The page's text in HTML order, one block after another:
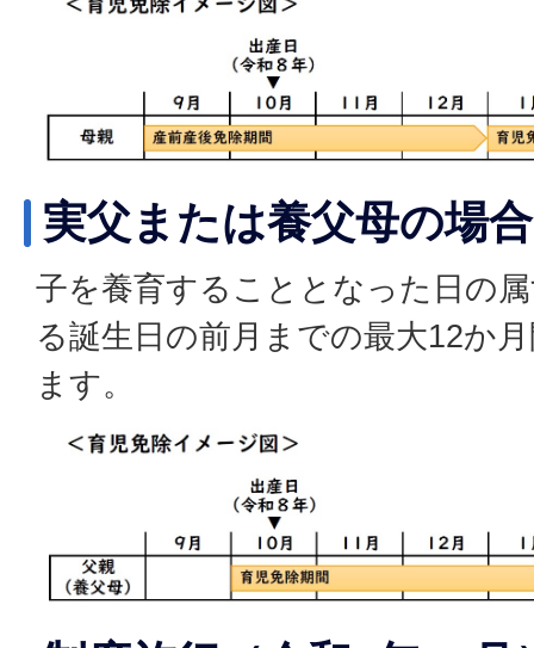
実父または養父母の場合
子を養育することとなった日の
る誕生日の前月までの最大12か
ます。